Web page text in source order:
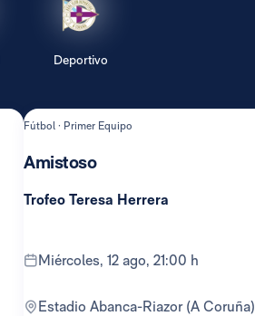
Deportivo
Fútbol · Primer Equipo
Amistoso
Trofeo Teresa Herrera
miércoles, 12 ago, 21:00 h
Estadio Abanca-Riazor (A Coruña)